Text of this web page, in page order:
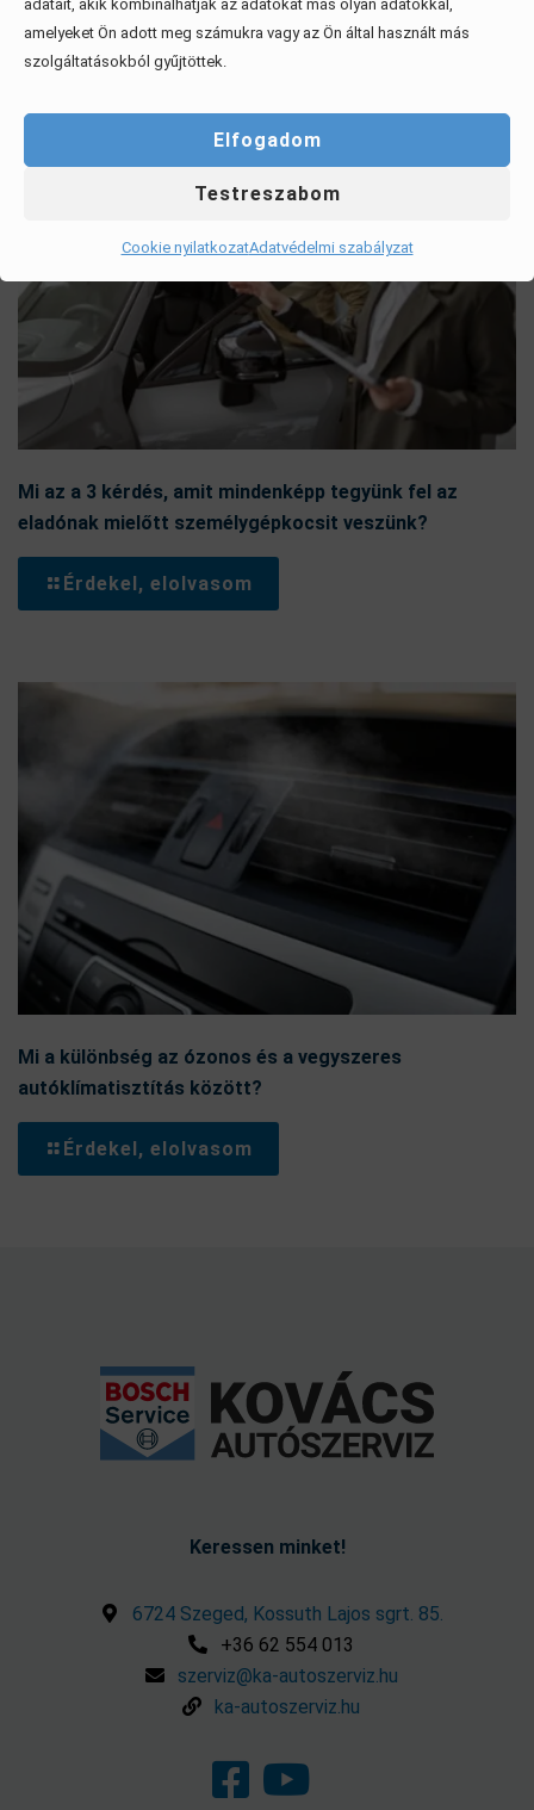
adatait, akik kombinálhatják az adatokat más olyan adatokkal,
amelyeket Ön adott meg számukra vagy az Ön által használt más
szolgáltatásokból gyűjtöttek.
Elfogadom
Testreszabom
Cookie nyilatkozatAdatvédelmi szabályzat
Érdekel, elolvasom
Mi az a 3 kérdés, amit mindenképp tegyünk fel az
eladónak mielőtt személygépkocsit veszünk?
Érdekel, elolvasom
Mi a különbség az ózonos és a vegyszeres
autóklímatisztítás között?
Érdekel, elolvasom
Keressen minket!
6724 Szeged, Kossuth Lajos sgrt. 85.
+36 62 554 013
szerviz@ka-autoszerviz.hu
ka-autoszerviz.hu